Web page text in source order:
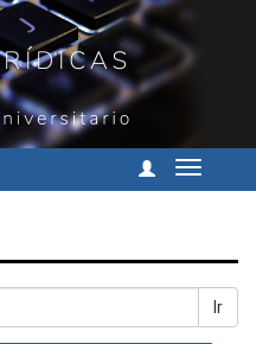
Cambiar
Ir